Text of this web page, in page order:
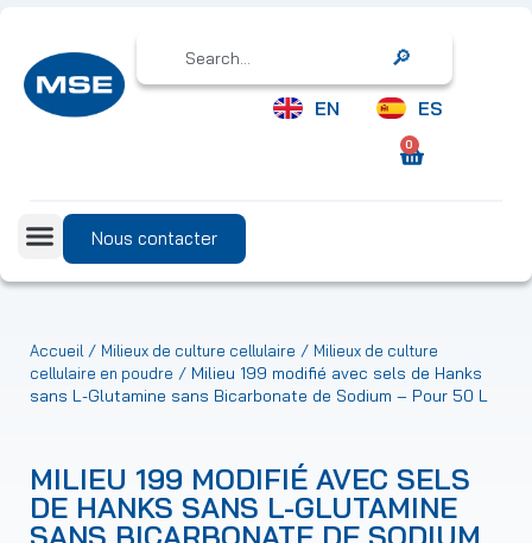
Search
EN ES
0
Nous contacter
Accueil / Milieux de culture cellulaire / Milieux de culture
cellulaire en poudre / Milieu 199 modifié avec sels de Hanks
sans L-Glutamine sans Bicarbonate de Sodium – Pour 50 L
MILIEU 199 MODIFIÉ AVEC SELS
DE HANKS SANS L-GLUTAMINE
SANS BICARBONATE DE SODIUM